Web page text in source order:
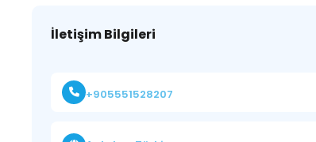
İletişim Bilgileri
+905551528207